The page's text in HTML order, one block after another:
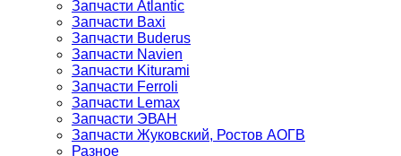
Запчасти Atlantic
Запчасти Baxi
Запчасти Buderus
Запчасти Navien
Запчасти Kiturami
Запчасти Ferroli
Запчасти Lemax
Запчасти ЭВАН
Запчасти Жуковский, Ростов АОГВ
Разное